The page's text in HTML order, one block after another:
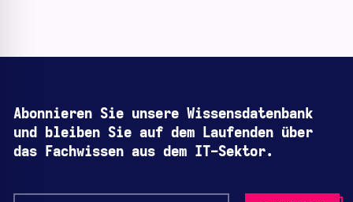
Abonnieren Sie unsere Wissensdatenbank
und bleiben Sie auf dem Laufenden über
das Fachwissen aus dem IT-Sektor.